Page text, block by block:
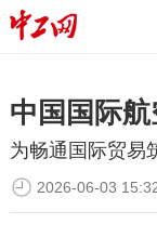
中国国际
为畅通国际贸易
2026-06-03